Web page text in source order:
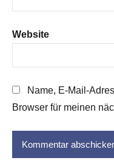
Website
Name, E-Mail-
Browser für meinen